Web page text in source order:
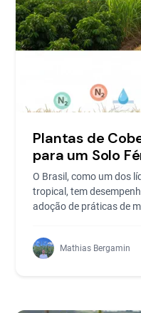
Plantas de
para um Solo
O Brasil, como um dos
tropical, tem
adoção de práticas de
Mathias Bergamin